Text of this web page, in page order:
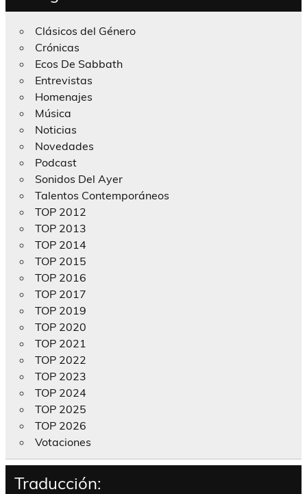
Clásicos del Género
Crónicas
Ecos De Sabbath
Entrevistas
Homenajes
Música
Noticias
Novedades
Podcast
Sonidos Del Ayer
Talentos Contemporáneos
TOP 2012
TOP 2013
TOP 2014
TOP 2015
TOP 2016
TOP 2017
TOP 2019
TOP 2020
TOP 2021
TOP 2022
TOP 2023
TOP 2024
TOP 2025
TOP 2026
Votaciones
Traducción: